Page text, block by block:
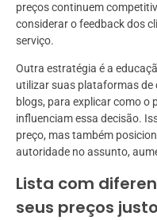
preços continuem
considerar o feedback dos
serviço.
Outra estratégia é a
utilizar suas plataformas de
blogs, para explicar como o
influenciam essa decisão.
preço, mas também
autoridade no assunto,
Lista com
seus preços